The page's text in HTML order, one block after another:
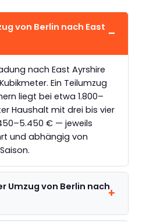
von Berlin nach East
nach East Ayrshire
Ein Teilumzug
liegt bei etwa 1.800–
Haushalt mit drei bis vier
€ — jeweils
und abhängig von
Umzug von Berlin nach